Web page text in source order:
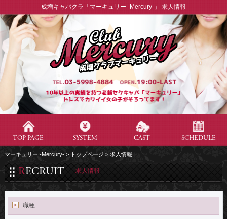
成増キャバクラ「マーキュリー -Mercury-」 求人情報
TOP PAGE SYSTEM CAST SCHEDULE
マーキュリー -Mercury- トップページ 求人情報
RECRUIT - 求人情報 -
職種